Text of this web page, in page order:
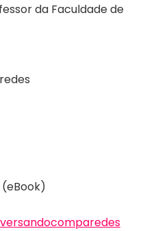
da Faculdade de
(eBook)